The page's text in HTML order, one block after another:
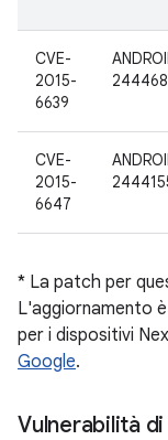
CVE-
2015-
6639
CVE-
2015-
6647
* La patch per
L'aggiornamento
per i dispositivi
Google.
Vulnerabilità